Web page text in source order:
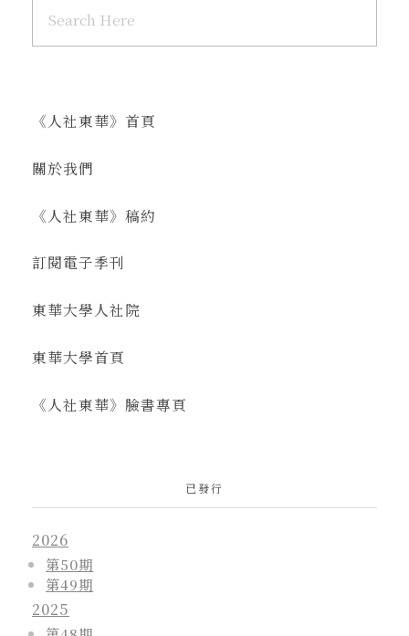
《人社東華》首頁
關於我們
《人社東華》稿約
訂閱電子季刊
東華大學人社院
東華大學首頁
《人社東華》臉書專頁
已發行
2026
第50期
第49期
2025